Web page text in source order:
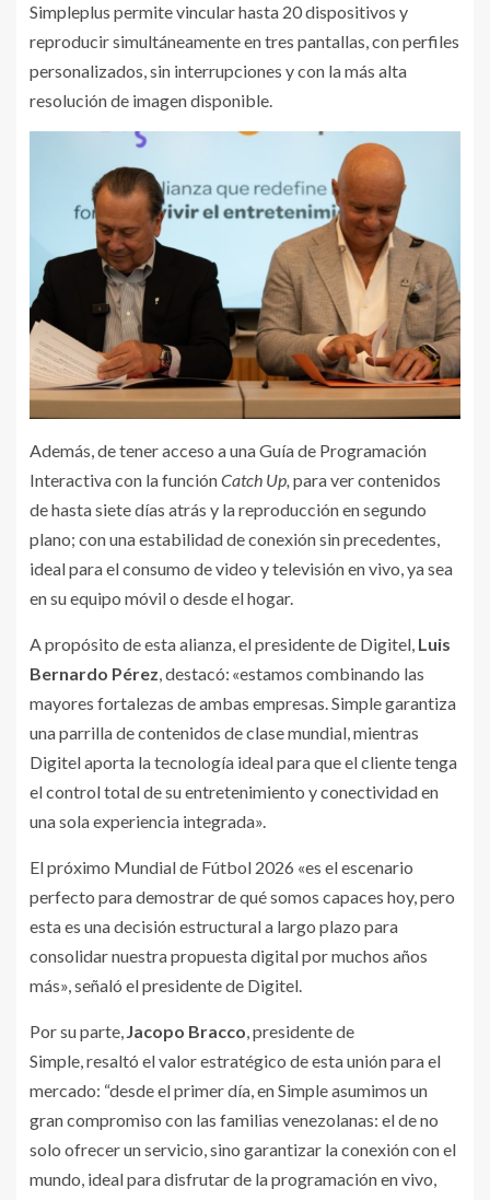
Simpleplus permite vincular hasta 20 dispositivos y
reproducir simultáneamente en tres pantallas, con perfiles
personalizados, sin interrupciones y con la más alta
resolución de imagen disponible.
Además, de tener acceso a una Guía de Programación
Interactiva con la funciónCatch Up, para ver contenidos
de hasta siete días atrás y la reproducción en segundo
plano; con una estabilidad de conexión sin precedentes,
ideal para el consumo de video y televisión en vivo, ya sea
en su equipo móvil o desde el hogar.
A propósito de esta alianza, el presidente de Digitel, Luis
Bernardo Pérez , destacó: «estamos combinando las
mayores fortalezas de ambas empresas. Simple garantiza
una parrilla de contenidos de clase mundial, mientras
Digitel aporta la tecnología ideal para que el cliente tenga
el control total de su entretenimiento y conectividad en
una sola experiencia integrada».
El próximo Mundial de Fútbol 2026 «es el escenario
perfecto para demostrar de qué somos capaces hoy, pero
esta es una decisión estructural a largo plazo para
consolidar nuestra propuesta digital por muchos años
más», señaló el presidente de Digitel.
Por su parte, Jacopo Bracco , presidente de
Simple, resaltó el valor estratégico de esta unión para el
mercado: “desde el primer día, en Simple asumimos un
gran compromiso con las familias venezolanas: el de no
solo ofrecer un servicio, sino garantizar la conexión con el
mundo, ideal para disfrutar de la programación en vivo,